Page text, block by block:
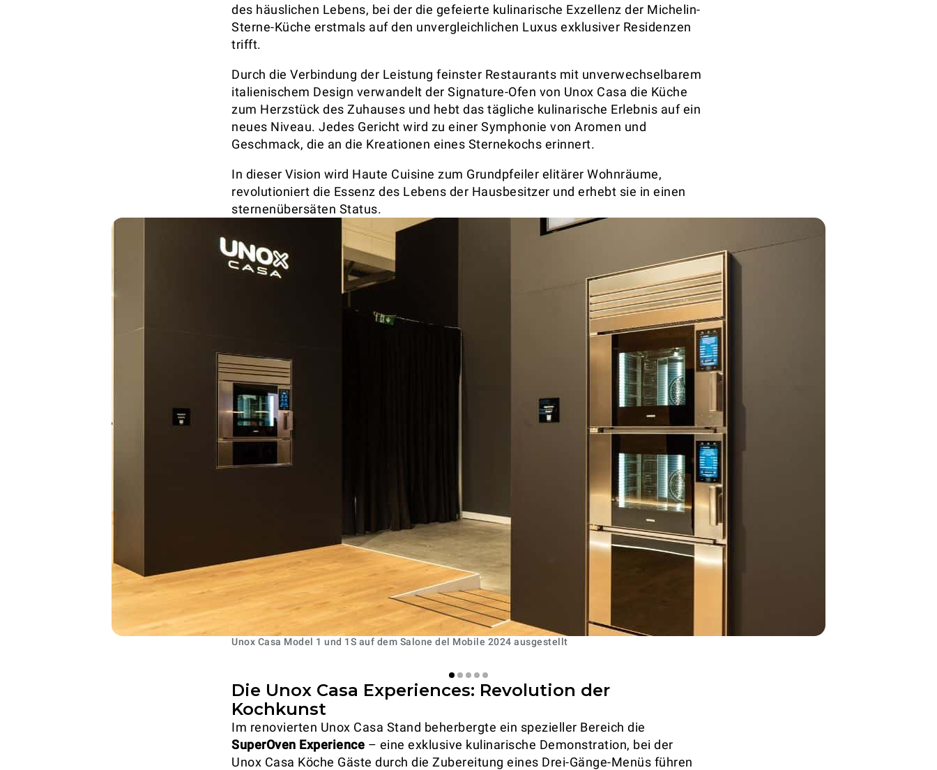
des häuslichen Lebens, bei der die gefeierte kulinarische Exzellenz der Michelin-
Sterne-Küche erstmals auf den unvergleichlichen Luxus exklusiver Residenzen
trifft.
Durch die Verbindung der Leistung feinster Restaurants mit unverwechselbarem
italienischem Design verwandelt der Signature-Ofen von Unox Casa die Küche
zum Herzstück des Zuhauses und hebt das tägliche kulinarische Erlebnis auf ein
neues Niveau. Jedes Gericht wird zu einer Symphonie von Aromen und
Geschmack, die an die Kreationen eines Sternekochs erinnert.
In dieser Vision wird Haute Cuisine zum Grundpfeiler elitärer Wohnräume,
revolutioniert die Essenz des Lebens der Hausbesitzer und erhebt sie in einen
sternenübersäten Status.
Unox Casa Model 1 und 1S auf dem Salone del Mobile 2024 ausgestellt
Die Unox Casa Experiences: Revolution der
Kochkunst
Im renovierten Unox Casa Stand beherbergte ein spezieller Bereich die
SuperOven Experience – eine exklusive kulinarische Demonstration, bei der
Unox Casa Köche Gäste durch die Zubereitung eines Drei-Gänge-Menüs führen